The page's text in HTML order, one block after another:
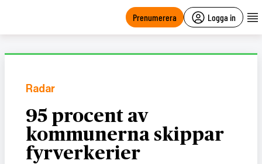
Prenumerera Logga in
Radar
95 procent av
kommunerna skippar
fyrverkerier